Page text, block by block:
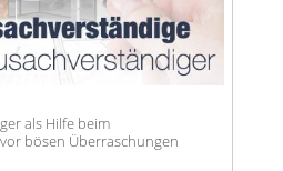
als Hilfe beim
bösen Überraschungen